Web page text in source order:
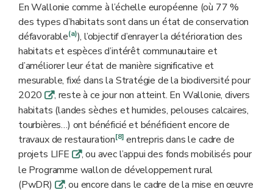
En Wallonie comme à l’échelle européenne (où 77 %
des types d’habitats sont dans un état de conservation
défavorable(a)), l’objectif d’enrayer la détérioration des
habitats et espèces d’intérêt communautaire et
d’améliorer leur état de manière significative et
mesurable, fixé dans la Stratégie de la biodiversité pour
2020q, reste à ce jour non atteint. En Wallonie, divers
habitats (landes sèches et humides, pelouses calcaires,
tourbières…) ont bénéficié et bénéficient encore de
travaux de restauration[8] entrepris dans le cadre de
projets LIFE q, ou avec l’appui des fonds mobilisés pour
le Programme wallon de développement rural
(PwDR) q, ou encore dans le cadre de la mise en œuvre